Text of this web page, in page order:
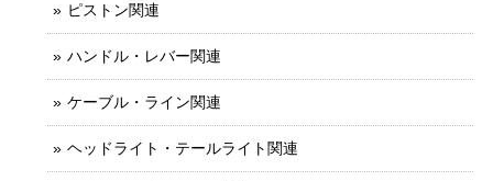
ピストン関連
ハンドル・レバー関連
ケーブル・ライン関連
ヘッドライト・テールライト関連